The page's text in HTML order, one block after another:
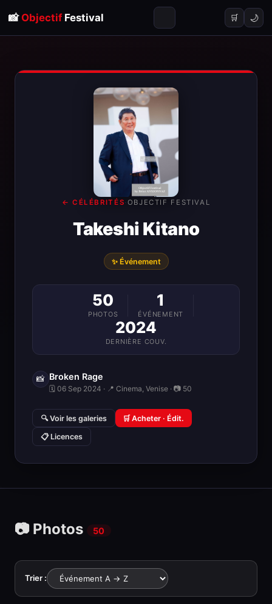
📸 ObjectifFestival 🛒 🌙
← CÉLÉBRITÉS· OBJECTIF FESTIVAL
Takeshi Kitano
✨ Événement
50
PHOTOS
1
ÉVÉNEMENT
2024
DERNIÈRE COUV.
📸 Broken Rage
🗓 06 Sep 2024 · 📍 Cinema, Venise · 📷 50
🔍 Voir les galeries 🛒 Acheter · Édit.
📋 Licences
📷 Photos 50
Trier :